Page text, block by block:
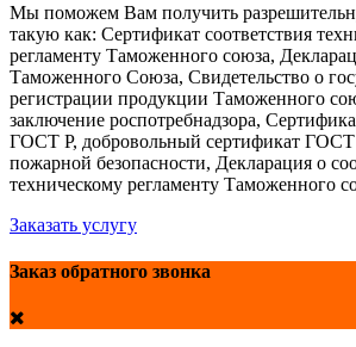
Мы поможем Вам получить
такую как: Сертификат соответствия
регламенту Таможенного союза,
Таможенного Союза, Свидетельство о
регистрации продукции Таможенного
заключение роспотребнадзора,
ГОСТ Р, добровольный сертификат ГОСТ
пожарной безопасности, Декларация о
техническому регламенту Таможенного
Заказать услугу
Заказ обратного звонка